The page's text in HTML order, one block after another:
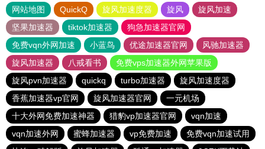
网站地图 QuickQ 旋风加速度器 旋风
旋风加速
坚果加速器
tiktok加速器
狗急加速器官网
免费vqn外网加速
小蓝鸟 优途加速器官网
风驰加速器
旋风加速器
八戒看书
免费vps加速器外网苹果版
旋风pvn加速器
quickq turbo加速器
旋风加速度器
香蕉加速器vp官网
旋风加速器官网
一元机场
十大外网免费加速神器
猎豹vp加速器官网
vqn加速
vqn加速外网
蜜蜂加速器 vp免费加速
免费vqn加速试用